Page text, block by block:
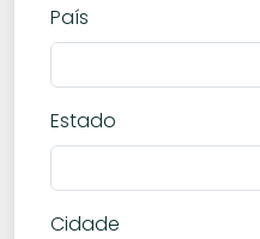
País
Estado
Cidade